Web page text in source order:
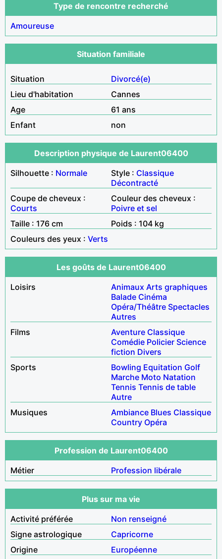
Type de rencontre recherché
Amoureuse
Situation familiale
Situation
Divorcé(e)
Lieu d'habitation
Cannes
Age
61 ans
Enfant
non
Description physique de Laurent06400
Silhouette : Normale Style : Classique
Décontracté
Coupe de cheveux :
Courts
Couleur des cheveux :
Poivre et sel
Taille : 176 cm
Poids : 104 kg
Couleurs des yeux : Verts
Les goûts de Laurent06400
Loisirs
Animaux Arts graphiques
Balade Cinéma
Opéra/Théâtre Spectacles
Autres
Films
Aventure Classique
Comédie Policier Science
fiction Divers
Sports
Bowling Equitation Golf
Marche Moto Natation
Tennis Tennis de table
Autre
Musiques
Ambiance Blues Classique
Country Opéra
Profession de Laurent06400
Métier
Profession libérale
Plus sur ma vie
Activité préférée
Non renseigné
Signe astrologique
Capricorne
Origine
Européenne